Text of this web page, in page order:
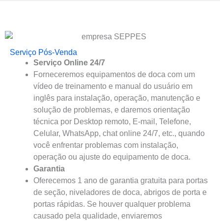
Serviço Pós-Venda
Serviço Online 24/7
Forneceremos equipamentos de doca com um
vídeo de treinamento e manual do usuário em
inglês para instalação, operação, manutenção e
solução de problemas, e daremos orientação
técnica por Desktop remoto, E-mail, Telefone,
Celular, WhatsApp, chat online 24/7, etc., quando
você enfrentar problemas com instalação,
operação ou ajuste do equipamento de doca.
Garantia
Oferecemos 1 ano de garantia gratuita para portas
de seção, niveladores de doca, abrigos de porta e
portas rápidas. Se houver qualquer problema
causado pela qualidade, enviaremos